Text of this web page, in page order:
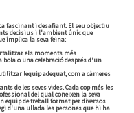
fascinant i desafiant. El seu objectiu
decisius i l'ambient únic que
implica la seva feina:
els moments més
bola o una celebració després d'un
lequip adequat, com a càmeres
de les seves vides. Cada cop més les
del qual coneixen la seva
equip de treball format per diversos
d'una ullada les persones que hi ha